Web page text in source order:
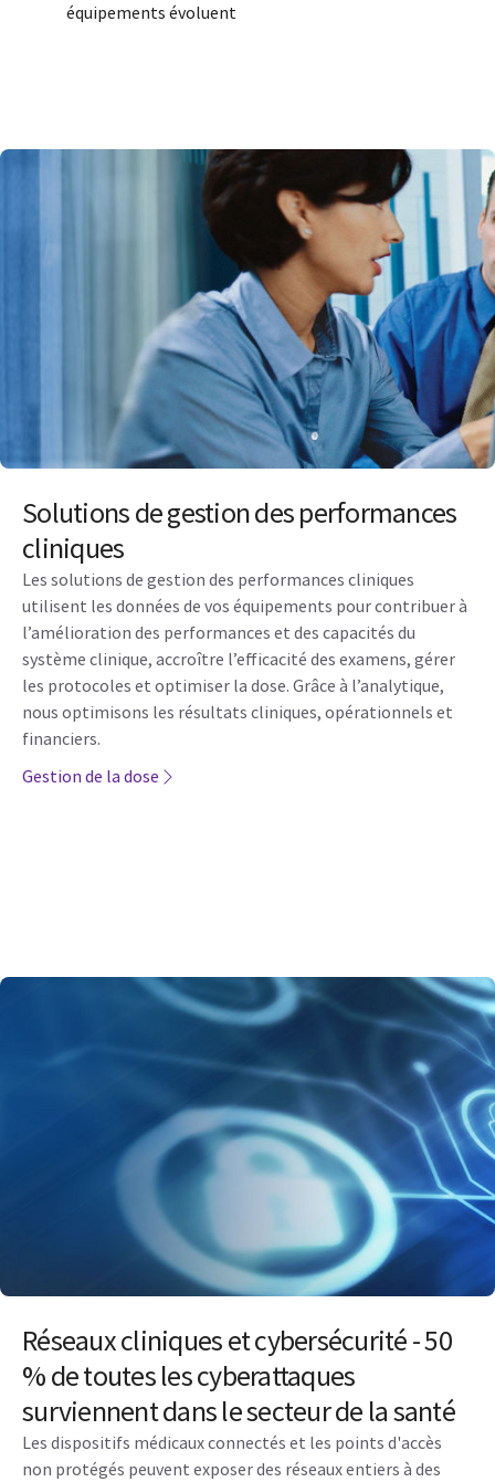
équipements évoluent
Solutions de gestion des performances
cliniques
Les solutions de gestion des performances cliniques
utilisent les données de vos équipements pour contribuer à
l’amélioration des performances et des capacités du
système clinique, accroître l’efficacité des examens, gérer
les protocoles et optimiser la dose. Grâce à l’analytique,
nous optimisons les résultats cliniques, opérationnels et
financiers.
Gestion de la dose
Réseaux cliniques et cybersécurité - 50
% de toutes les cyberattaques
surviennent dans le secteur de la santé
Les dispositifs médicaux connectés et les points d'accès
non protégés peuvent exposer des réseaux entiers à des